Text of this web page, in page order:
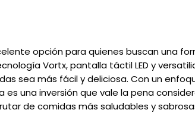
opción para quienes buscan una
Vortx, pantalla táctil LED y
sea más fácil y deliciosa. Con un
una inversión que vale la pena
de comidas más saludables y